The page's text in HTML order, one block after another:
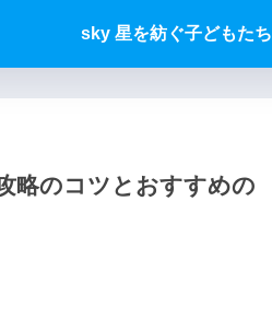
sky 星を紡ぐ子どもたち
略のコツとおすすめの